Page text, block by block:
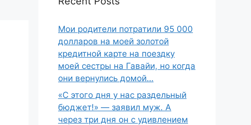
Мои родители потратили 95 000
долларов на моей золотой
кредитной карте на поездку
моей сестры на Гавайи, но когда
они вернулись домой…
«С этого дня у нас раздельный
бюджет!» — заявил муж. А
через три дня он с удивлением